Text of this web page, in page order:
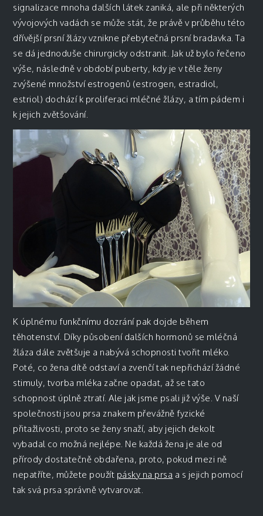
signalizace mnoha dalších látek zaniká, ale při některých
vývojových vadách se může stát, že právě v průběhu této
dřívější prsní žlázy vznikne přebytečná prsní bradavka. Ta
se dá jednoduše chirurgicky odstranit. Jak už bylo řečeno
výše, následně v období puberty, kdy je v těle ženy
zvýšené množství estrogenů (estrogen, estradiol,
estriol) dochází k proliferaci mléčné žlázy, a tím pádem i
k jejich zvětšování.
K úplnému funkčnímu dozrání pak dojde během
těhotenství. Díky působení dalších hormonů se mléčná
žláza dále zvětšuje a nabývá schopnosti tvořit mléko.
Poté, co žena dítě odstaví a zvenčí tak nepřichází žádné
stimuly, tvorba mléka začne opadat, až se tato
schopnost úplně ztratí. Ale jak jsme psali již výše. V naší
společnosti jsou prsa znakem převážně fyzické
přitažlivosti, proto se ženy snaží, aby jejich dekolt
vybadal co možná nejlépe. Ne každá žena je ale od
přírody dostatečně obdařena, proto, pokud mezi ně
nepatříte, můžete použít pásky na prsa a s jejich pomocí
tak svá prsa správně vytvarovat.